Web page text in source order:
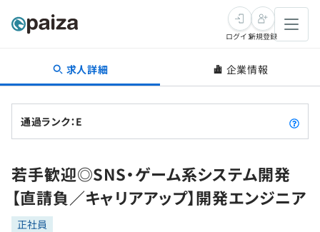
転職・キャリア
転職成功ガイド
転職エージェント
インタビュー
転職成功ガイド
新卒就活
求人検索
本選考
学習
ログイン新規登録
求人詳細 企業情報
通過ランク：E
若手歓迎◎SNS・ゲーム系システム開発
【直請負／キャリアアップ】開発エンジニア
正社員